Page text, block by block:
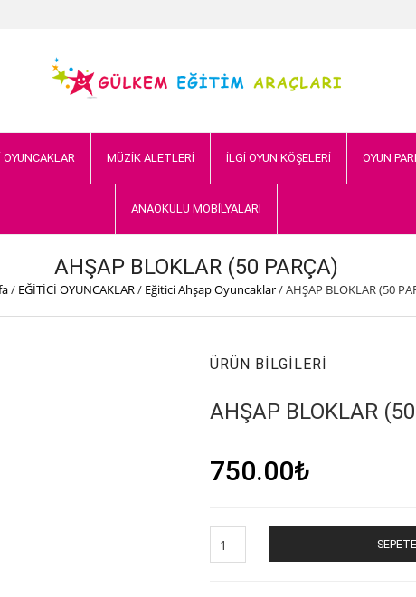
OYUNCAKLAR MÜZİK ALETLERİ İLGİ OYUN KÖŞELERİ OYUN
ANAOKULU MOBİLYALARI
AHŞAP BLOKLAR (50 PARÇA)
/ EĞİTİCİ OYUNCAKLAR/ Eğitici Ahşap Oyuncaklar/AHŞAP BLOKLAR (50
ÜRÜN BILGILERI
AHŞAP BLOKLAR
750.00₺
BLOKLAR